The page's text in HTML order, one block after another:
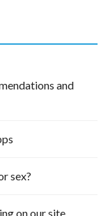
and
sex?
on our site